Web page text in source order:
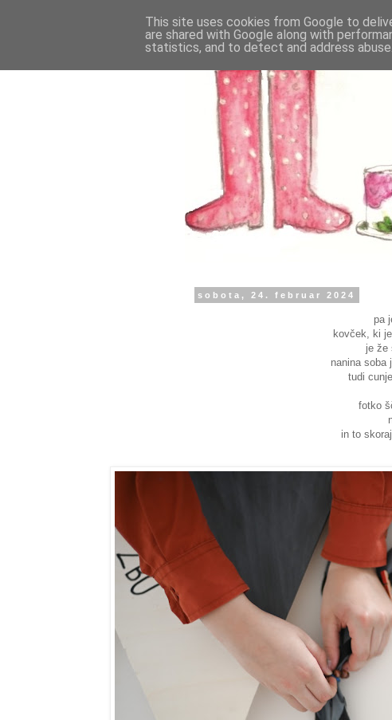
sobota, 24. februar 2024
pa
kovček, ki
je že
nanina soba
tudi
fotko
in to
This site uses cookies from Google to
are shared with Google along with
statistics, and to detect and address abuse.